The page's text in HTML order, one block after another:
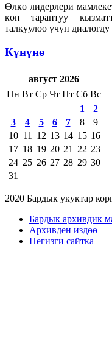
Өлкө лидерлери
көп тараптуу
талкуулоо үчүн
Күнүнө
август 2026
Пн Вт Ср Чт Пт Сб Вс
1
2
3
4 5 6 7 8
9
10 11 12 13 14 15 16
17 18 19 20 21 22 23
24 25 26 27 28 29 30
31
2020 Бардык укуктар
Бардык архивдик
Архивден издөө
Негизги сайтка